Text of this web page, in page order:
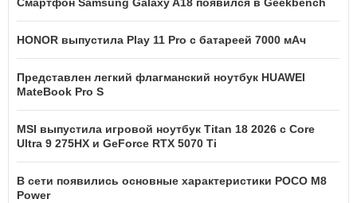
Смартфон Samsung Galaxy A18 появился в Geekbench
HONOR выпустила Play 11 Pro с батареей 7000 мАч
Представлен легкий флагманский ноутбук HUAWEI
MateBook Pro S
MSI выпустила игровой ноутбук Titan 18 2026 с Core
Ultra 9 275HX и GeForce RTX 5070 Ti
В сети появились основные характеристики POCO M8
Power